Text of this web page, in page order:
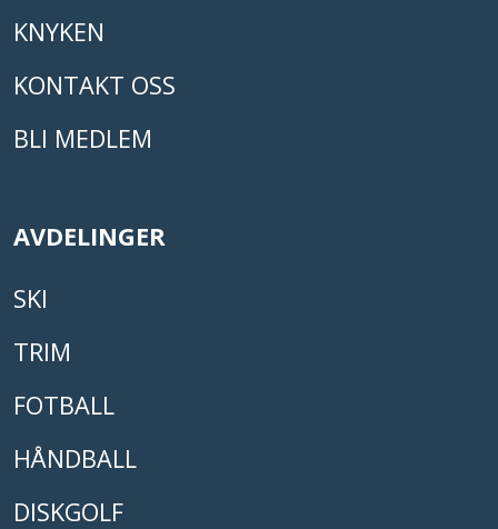
KNYKEN
KONTAKT OSS
BLI MEDLEM
AVDELINGER
SKI
TRIM
FOTBALL
HÅNDBALL
DISKGOLF